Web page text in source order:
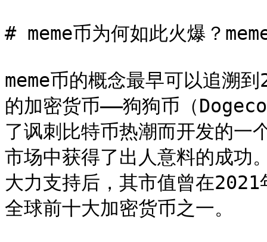
# meme币为何如此火爆？
meme币的概念最早可以追溯
的加密货币——狗狗币（
了讽刺比特币热潮而开发的一
市场中获得了出人意料的成功
大力支持后，其市值曾在
全球前十大加密货币之一。